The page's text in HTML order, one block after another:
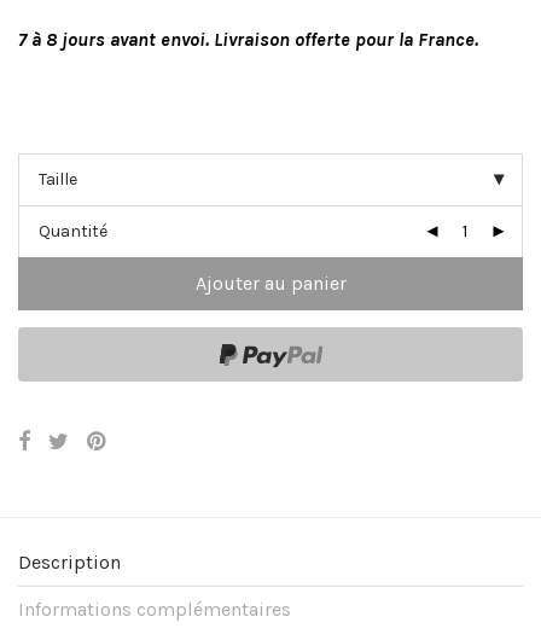
7 à 8 jours avant envoi. Livraison offerte pour la France.
Quantité
Ajouter au panier
Description
Informations complémentaires